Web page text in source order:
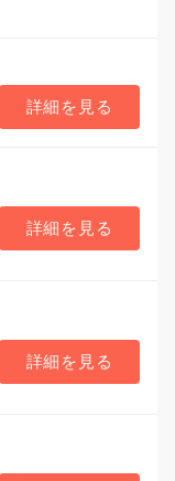
詳細を見る
詳細を見る
詳細を見る